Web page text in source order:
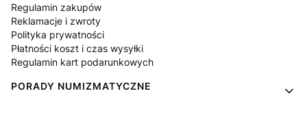
Regulamin zakupów
Reklamacje i zwroty
Polityka prywatności
Płatności koszt i czas wysyłki
Regulamin kart podarunkowych
PORADY NUMIZMATYCZNE